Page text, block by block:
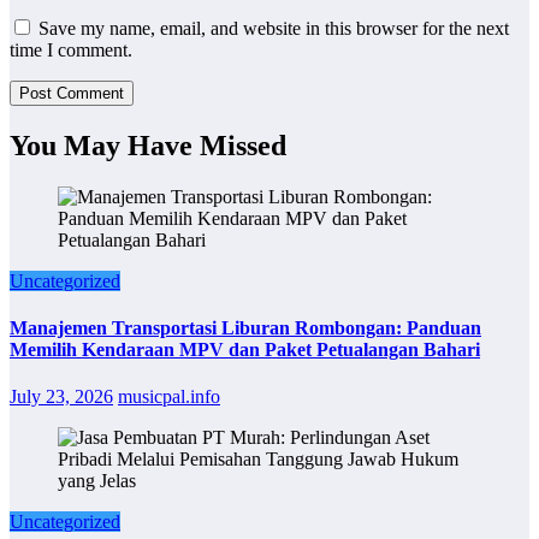
Save my name, email, and website in this browser for the next
time I comment.
You May Have Missed
Uncategorized
Manajemen Transportasi Liburan Rombongan: Panduan
Memilih Kendaraan MPV dan Paket Petualangan Bahari
July 23, 2026 musicpal.info
Uncategorized